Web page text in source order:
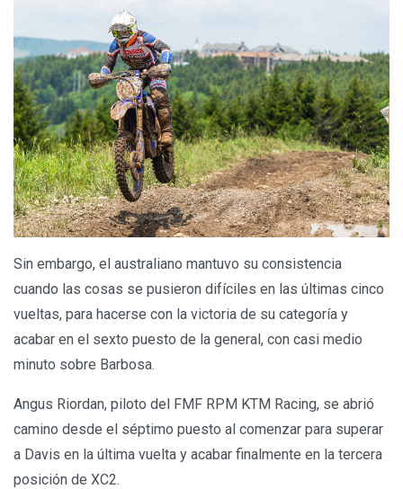
Sin embargo, el australiano mantuvo su consistencia
cuando las cosas se pusieron difíciles en las últimas cinco
vueltas, para hacerse con la victoria de su categoría y
acabar en el sexto puesto de la general, con casi medio
minuto sobre Barbosa.
Angus Riordan, piloto del FMF RPM KTM Racing, se abrió
camino desde el séptimo puesto al comenzar para superar
a Davis en la última vuelta y acabar finalmente en la tercera
posición de XC2.